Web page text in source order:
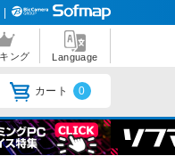
ング Language
カート 0